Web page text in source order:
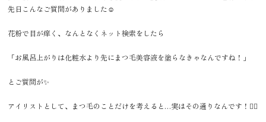
先日こんなご質問がありました☺️
花粉で目が痒く、なんとなくネット検索をしたら
「お風呂上がりは化粧水より先にまつ毛美容液を塗らなきゃなんですね！」
とご質問が✨
アイリストとして、まつ毛のことだけを考えると…実はその通りなんです！🙂‍↕️